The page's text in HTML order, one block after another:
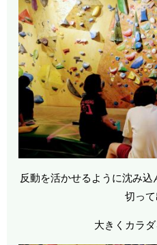
反動を活かせるように沈み
切って
大きくカラダ